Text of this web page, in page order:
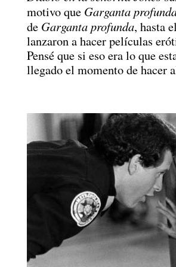
motivo que Garganta
de Garganta profunda, hasta
lanzaron a hacer películas
Pensé que si eso era lo que
llegado el momento de hacer